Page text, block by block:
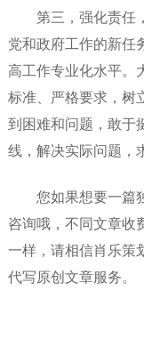
第三，强化责任
党和政府工作的新任
高工作专业化水平。
标准、严格要求，树
到困难和问题，敢于
线，解决实际问题，
您如果想要一篇
咨询哦，不同文章收
一样，请相信肖乐策
代写原创文章服务。